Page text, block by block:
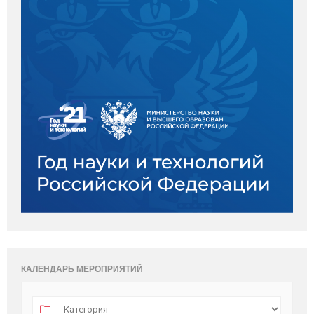
КАЛЕНДАРЬ МЕРОПРИЯТИЙ